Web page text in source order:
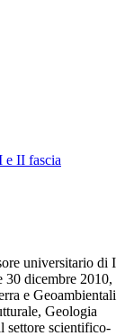
e II fascia
universitario di I
30 dicembre 2010,
e Geoambientali
Geologia
settore scientifico-